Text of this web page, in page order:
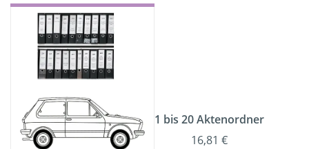
1 bis 20 Aktenordner
16,81 €